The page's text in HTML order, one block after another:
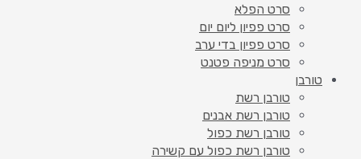
סרט הפלא
סרט פפיון ליום יום
סרט פפיון בדי ערב
סרט מניפה פטנט
טורבן
טורבן רשת
טורבן רשת אבנים
טורבן רשת כפול
טורבן רשת כפול עם קשירה